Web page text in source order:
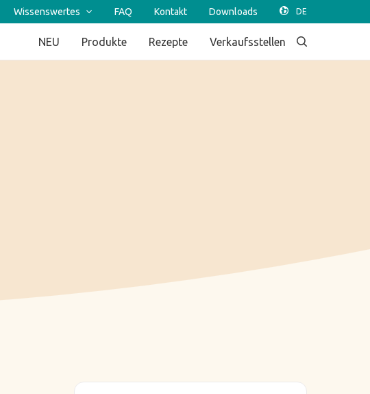
Wissenswertes FAQ Kontakt Downloads
NEU Produkte Rezepte Verkaufsstellen